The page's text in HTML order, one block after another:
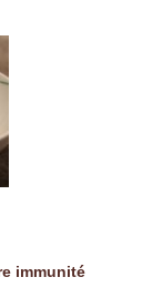
immunité